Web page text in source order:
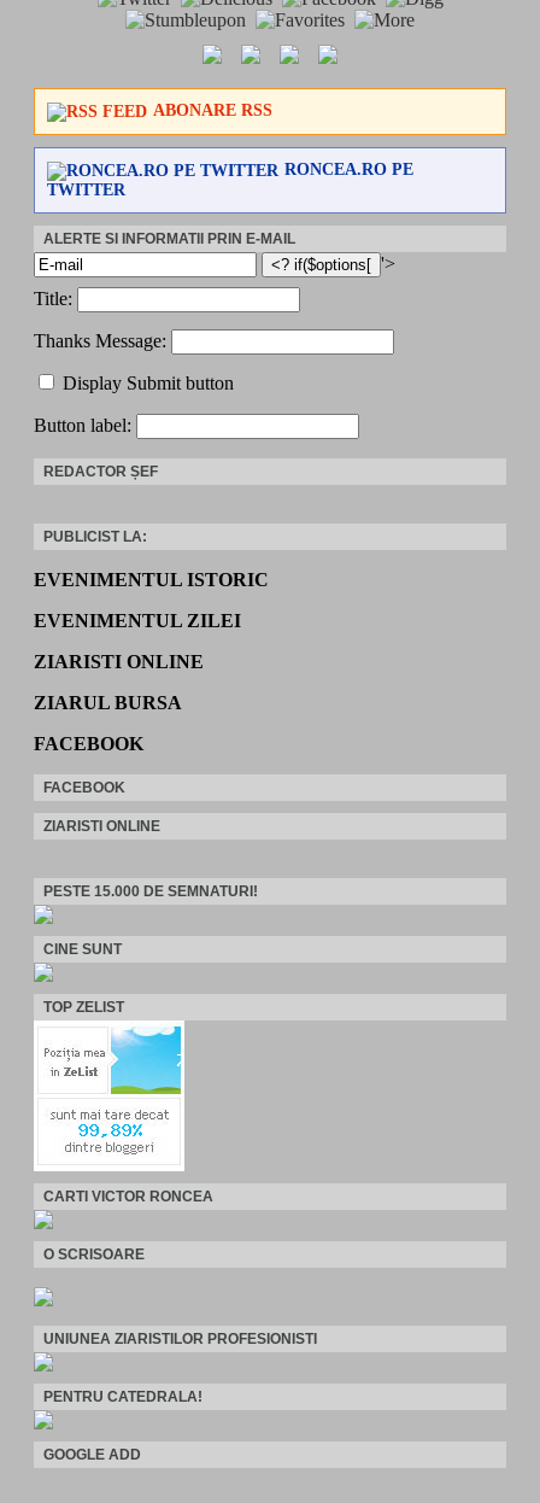
ABONARE RSS
RONCEA.RO PE
TWITTER
ALERTE SI INFORMATII PRIN E-MAIL
'>
Title:
Thanks Message:
Display Submit button
Button label:
REDACTOR ȘEF
PUBLICIST LA:
EVENIMENTUL ISTORIC
EVENIMENTUL ZILEI
ZIARISTI ONLINE
ZIARUL BURSA
FACEBOOK
FACEBOOK
ZIARISTI ONLINE
PESTE 15.000 DE SEMNATURI!
CINE SUNT
TOP ZELIST
CARTI VICTOR RONCEA
O SCRISOARE
UNIUNEA ZIARISTILOR PROFESIONISTI
PENTRU CATEDRALA!
GOOGLE ADD